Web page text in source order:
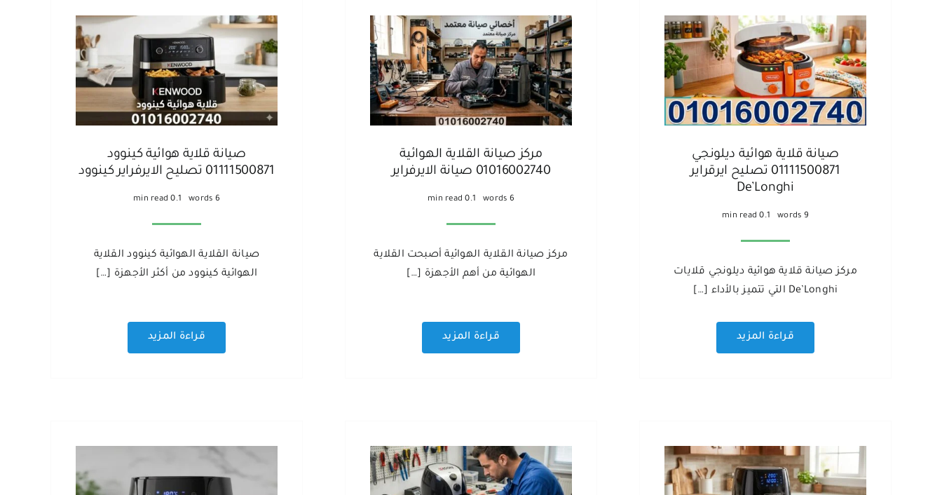
صيانة قلاية هوائية ديلونجي
01111500871 تصليح ايرقراير
De’Longhi
9 words
0.1 min read
مركز صيانة قلاية هوائية ديلونجي قلايات
De’Longhi التي تتميز بالأداء […]
قراءة المزيد
مركز صيانة القلاية الهوائية
01016002740 صيانة الايرفراير
6 words
0.1 min read
مركز صيانة القلاية الهوائية أصبحت القلاية
الهوائية من أهم الأجهزة […]
قراءة المزيد
صيانة قلاية هوائية كينوود
01111500871 تصليح الايرفراير كينوود
6 words
0.1 min read
صيانة القلاية الهوائية كينوود القلاية
الهوائية كينوود من أكثر الأجهزة […]
قراءة المزيد